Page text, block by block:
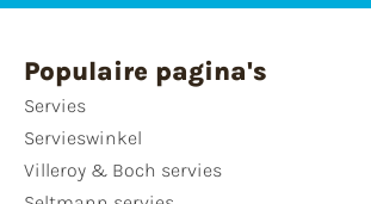
Populaire pagina's
Servies
Servieswinkel
Villeroy & Boch servies